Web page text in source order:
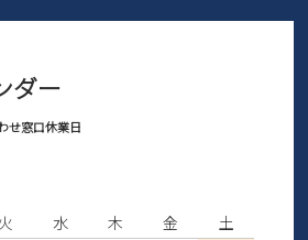
口休業日となります。
ダー
せ窓口休業日
火 水 木 金
土